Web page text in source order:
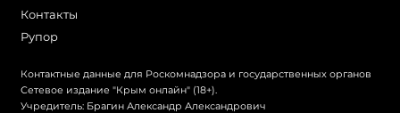
Контакты
Рупор
Контактные данные для Роскомнадзора и государственных органов
Сетевое издание "Крым онлайн" (18+).
Учредитель: Брагин Александр Александрович